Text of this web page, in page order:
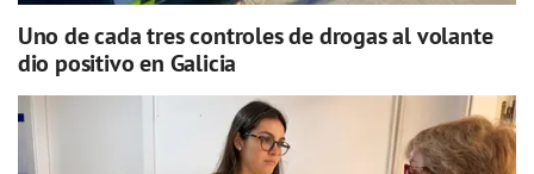
Uno de cada tres controles de drogas al volante
dio positivo en Galicia